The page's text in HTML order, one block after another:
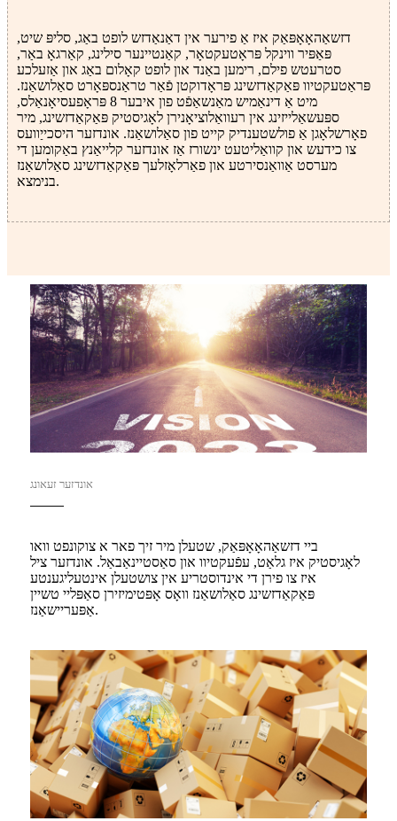
דזשאַהאָאָפּאַק איז אַ פירער אין דאַנאַדזש לופט באַג, סליפּ שיט,
פּאַפּיר ווינקל פּראָטעקטאָר, קאַנטיינער סילינג, קאַרגאָ באַר,
סטרעטש פילם, רימען באַנד און לופט קאָלום באַג און אַזעלכע
פּראַטעקטיוו פּאַקאַדזשינג פּראָדוקטן פֿאַר טראַנספּאָרט סאַלושאַנז.
מיט אַ דינאַמיש מאַנשאַפֿט פון איבער 8 פּראָפעסיאָנאַלס,
ספּעשאַלייזינג אין רעוואַלוציאָנירן לאָגיסטיק פּאַקאַדזשינג, מיר
פאָרשלאָגן אַ פולשטענדיק קייט פון סאַלושאַנז. אונדזער היסכייַוועס
צו כידעש און קוואַליטעט ינשורז אַז אונדזער קלייאַנץ באַקומען די
מערסט אַוואַנסירטע און פאַרלאָזלעך פּאַקאַדזשינג סאַלושאַנז
בנימצא.
אונדזער זעאונג
ביי דזשאַהאָאָפּאַק, שטעלן מיר זיך פאר א צוקונפט וואו
לאָגיסטיק איז גלאַט, עפֿעקטיוו און סאַסטיינאַבאַל. אונדזער ציל
איז צו פירן די אינדוסטריע אין צושטעלן אינטעליגענטע
פּאַקאַדזשינג סאַלושאַנז וואָס אָפּטימיזירן סאַפּליי טשיין
אַפּעריישאַנז.